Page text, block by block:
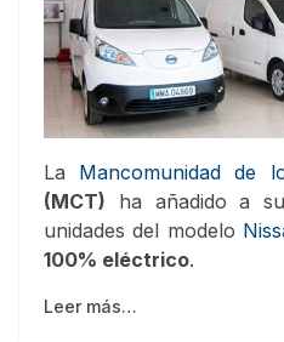
La Mancomunidad de
(MCT) ha añadido a
unidades del modelo
100% eléctrico.
Leer más…